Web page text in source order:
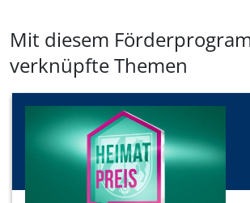
Mit diesem
verknüpfte Themen